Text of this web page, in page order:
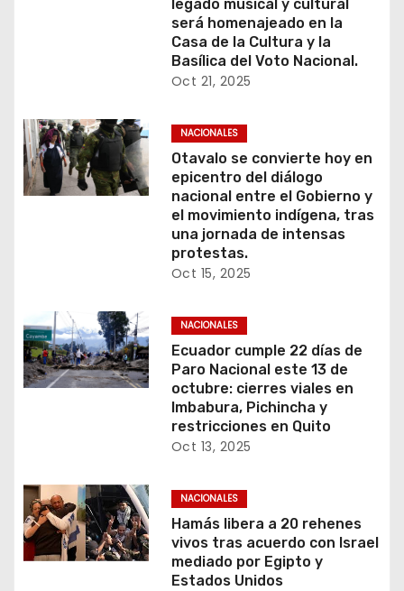
legado musical y cultural
será homenajeado en la
Casa de la Cultura y la
Basílica del Voto Nacional.
Oct 21, 2025
NACIONALES
Otavalo se convierte hoy en
epicentro del diálogo
nacional entre el Gobierno y
el movimiento indígena, tras
una jornada de intensas
protestas.
Oct 15, 2025
NACIONALES
Ecuador cumple 22 días de
Paro Nacional este 13 de
octubre: cierres viales en
Imbabura, Pichincha y
restricciones en Quito
Oct 13, 2025
NACIONALES
Hamás libera a 20 rehenes
vivos tras acuerdo con Israel
mediado por Egipto y
Estados Unidos